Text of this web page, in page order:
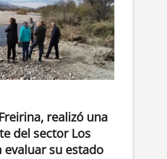
realizó una
del sector Los
evaluar su estado